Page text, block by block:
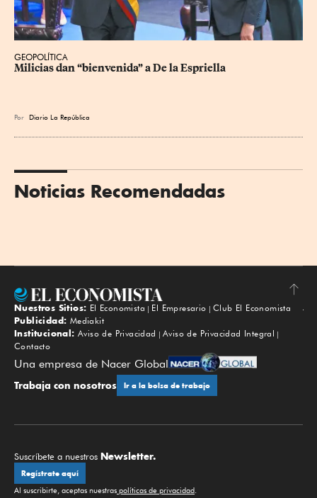
GEOPOLÍTICA
Milicias dan “bienvenida” a De la Espriella
Por Diario La República
Noticias Recomendadas
Subir
Nuestros Sitios: El Economista El Empresario
Club El Economista
Publicidad: Mediakit
Institucional: Aviso de Privacidad
Aviso de Privacidad Integral
Contacto
Una empresa de Nacer Global
Trabaja con nosotros Ir a la bolsa de trabajo
Suscríbete a nuestros Newsletter.
Regístrate aquí
Al suscribirte, aceptas nuestras políticas de privacidad.